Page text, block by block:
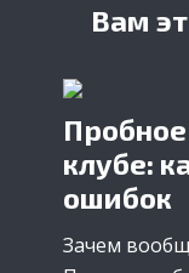
Вам
клубе:
ошибок
Зачем